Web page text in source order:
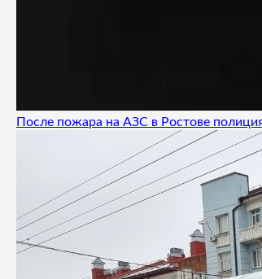
После пожара на АЗС в Ростове